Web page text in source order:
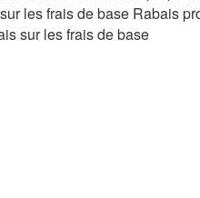
les frais de base Rabais
sur les frais de base